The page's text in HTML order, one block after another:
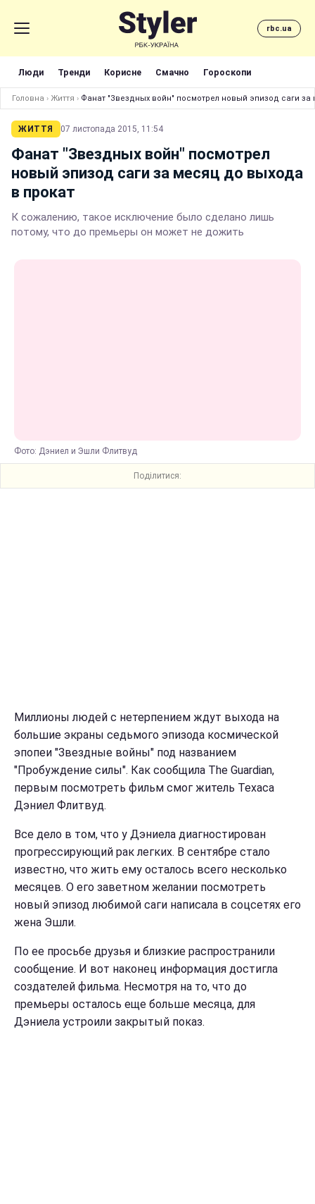
rbc.ua
Люди Тренди Корисне Смачно Гороскопи
Головна › Життя › Фанат "Звездных войн" посмотрел новый эпизод саги
ЖИТТЯ 07 листопада 2015, 11:54
Фанат "Звездных войн" посмотрел
новый эпизод саги за месяц до выхода
в прокат
К сожалению, такое исключение было сделано лишь
потому, что до премьеры он может не дожить
Фото: Дэниел и Эшли Флитвуд
Поділитися:
Миллионы людей с нетерпением ждут выхода на
большие экраны седьмого эпизода космической
эпопеи "Звездные войны" под названием
"Пробуждение силы". Как сообщила The Guardian,
первым посмотреть фильм смог житель Техаса
Дэниел Флитвуд.
Все дело в том, что у Дэниела диагностирован
прогрессирующий рак легких. В сентябре стало
известно, что жить ему осталось всего несколько
месяцев. О его заветном желании посмотреть
новый эпизод любимой саги написала в соцсетях его
жена Эшли.
По ее просьбе друзья и близкие распространили
сообщение. И вот наконец информация достигла
создателей фильма. Несмотря на то, что до
премьеры осталось еще больше месяца, для
Дэниела устроили закрытый показ.